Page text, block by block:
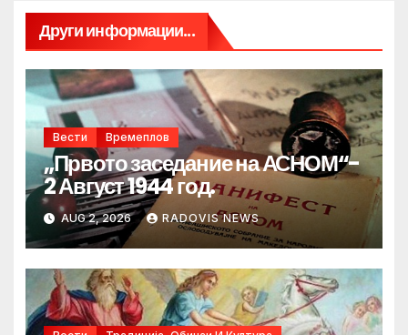
Други информации...
Вести Времеплов
„Првото заседание на АСНОМ“-
2 Август 1944 год.
AUG 2, 2026 RADOVIS NEWS